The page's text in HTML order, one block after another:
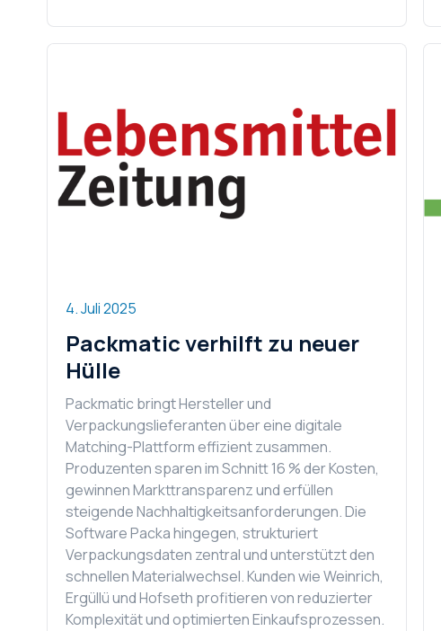
4. Juli 2025
Packmatic verhilft zu neuer
Hülle
Packmatic bringt Hersteller und
Verpackungslieferanten über eine digitale
Matching-Plattform effizient zusammen.
Produzenten sparen im Schnitt 16 % der Kosten,
gewinnen Markttransparenz und erfüllen
steigende Nachhaltigkeitsanforderungen. Die
Software Packa hingegen, strukturiert
Verpackungsdaten zentral und unterstützt den
schnellen Materialwechsel. Kunden wie Weinrich,
Ergüllü und Hofseth profitieren von reduzierter
Komplexität und optimierten Einkaufsprozessen.